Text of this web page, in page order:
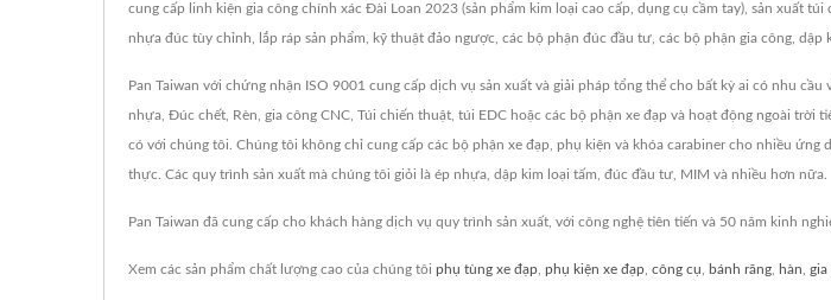
cung cấp linh kiện gia công chính xác Đài Loan 2023 (sản phẩm kim loại cao cấp, dụng cụ cầm tay), sản xuất
nhựa đúc tùy chỉnh, lắp ráp sản phẩm, kỹ thuật đảo ngược, các bộ phận đúc đầu tư, các bộ phận gia công,
Pan Taiwan với chứng nhận ISO 9001 cung cấp dịch vụ sản xuất và giải pháp tổng thể cho bất kỳ ai có nhu
nhựa, Đúc chết, Rèn, gia công CNC, Túi chiến thuật, túi EDC hoặc các bộ phận xe đạp và hoạt động ngoài
có với chúng tôi. Chúng tôi không chỉ cung cấp các bộ phận xe đạp, phụ kiện và khóa carabiner cho nhiều
thực. Các quy trình sản xuất mà chúng tôi giỏi là ép nhựa, dập kim loại tấm, đúc đầu tư, MIM và nhiều hơn nữa.
Pan Taiwan đã cung cấp cho khách hàng dịch vụ quy trình sản xuất, với công nghệ tiên tiến và 50 năm kinh
Xem các sản phẩm chất lượng cao của chúng tôi phụ tùng xe đạp phụ kiện xe đạp công cụ bánh răng hàn gia